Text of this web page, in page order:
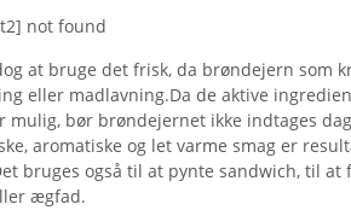
not found
at bruge det frisk, da brøndejern som
eller madlavning.Da de aktive
mulig, bør brøndejernet ikke indtages
aromatiske og let varme smag er
bruges også til at pynte sandwich, til at
ægfad.